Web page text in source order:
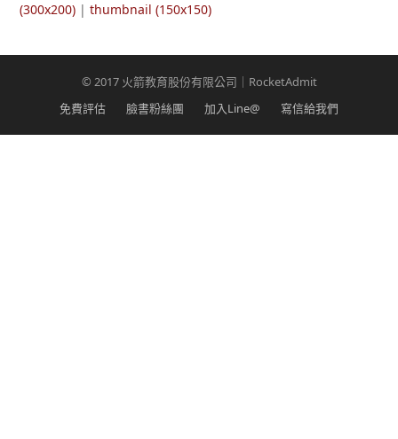
(300x200) |thumbnail (150x150)
© 2017 火箭教育股份有限公司｜RocketAdmit
免費評估
臉書粉絲團 加入Line@ 寫信給我們